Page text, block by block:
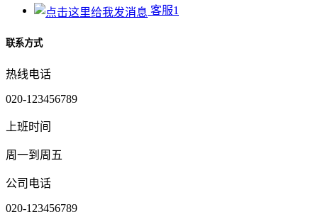
客服1
联系方式
热线电话
020-123456789
上班时间
周一到周五
公司电话
020-123456789